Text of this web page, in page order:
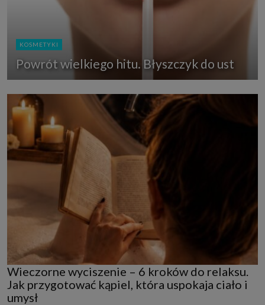
KOSMETYKI
Powrót wielkiego hitu. Błyszczyk do ust
Wieczorne wyciszenie – 6 kroków do relaksu.
Jak przygotować kąpiel, która uspokaja ciało i
umysł